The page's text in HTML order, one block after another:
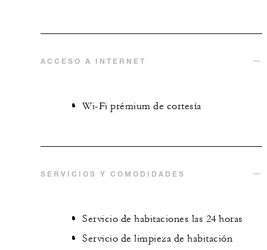
ACCESO A INTERNET
Wi-Fi prémium de cortesía
SERVICIOS Y COMODIDADES
Servicio de habitaciones las 24 horas
Servicio de limpieza de habitación